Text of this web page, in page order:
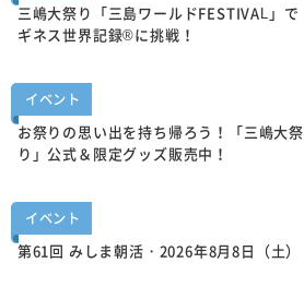
三嶋大祭り「三島ワールドFESTIVAL」で
ギネス世界記録®に挑戦！
イベント
お祭りの思い出を持ち帰ろう！「三嶋大祭
り」公式＆限定グッズ販売中！
イベント
第61回 みしま朝活・2026年8月8日（土）